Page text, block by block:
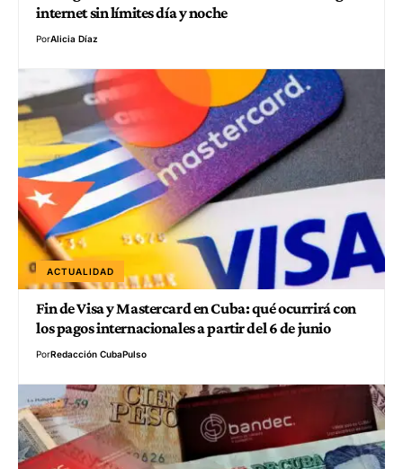
internet sin límites día y noche
PorAlicia Díaz
ACTUALIDAD
Fin de Visa y Mastercard en Cuba: qué ocurrirá con
los pagos internacionales a partir del 6 de junio
PorRedacción CubaPulso